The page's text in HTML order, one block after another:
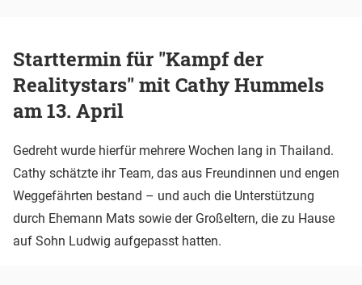
Starttermin für "Kampf der
Realitystars" mit Cathy Hummels
am 13. April
Gedreht wurde hierfür mehrere Wochen lang in Thailand.
Cathy schätzte ihr Team, das aus Freundinnen und engen
Weggefährten bestand – und auch die Unterstützung
durch Ehemann Mats sowie der Großeltern, die zu Hause
auf Sohn Ludwig aufgepasst hatten.